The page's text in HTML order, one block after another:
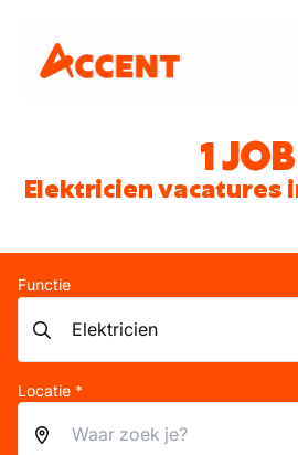
1 JOB
Elektricien vacatures
Functie
Locatie *